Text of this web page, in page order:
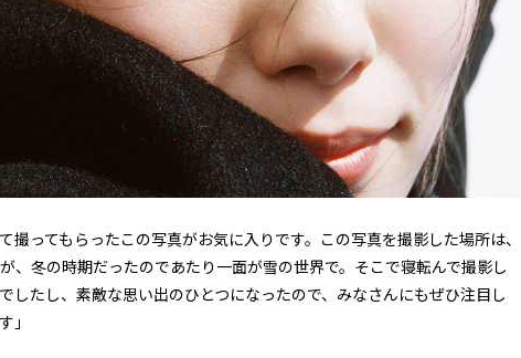
撮ってもらったこの写真がお気に入りです。この写真を撮影した場所は、
、冬の時期だったのであたり一面が雪の世界で。そこで寝転んで撮影し
したし、素敵な思い出のひとつになったので、みなさんにもぜひ注目し
」